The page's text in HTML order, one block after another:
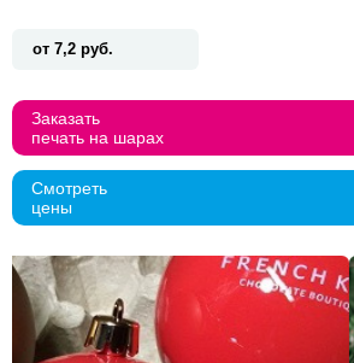
от 7,2 руб.
Заказать
печать на шарах
Смотреть
цены
Как с вами связаться?
Телефон
Нажимая кнопку "Оставить заявку", я
обработку персональных данных и
конфиденциальности
Нажимая на кнопку, я даю согласие на
информационных и рекламных рассылок